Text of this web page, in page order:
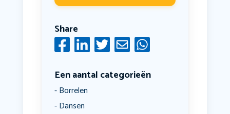
Share
Een aantal categorieën
Borrelen
Dansen